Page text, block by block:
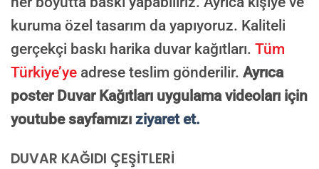
Görseliniz baskıya alınmadan önce ölçüye göre düzenlenmiş son hali
AI TASARIMIYLA SIPARIŞ VER
ONAYINIZDAN SONRA BASKIYA GEÇILECEK
kuruma özel tasarım da yapıyoruz. Kaliteli
gerçekçi baskı harika duvar kağıtları. Tüm
Türkiye’ye adrese teslim gönderilir. Ayrıca
poster Duvar Kağıtları uygulama videoları için
youtube sayfamızı ziyaret et.
DUVAR KAĞIDI ÇEŞİTLERİ